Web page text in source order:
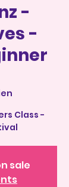
-
-
Class -
sale